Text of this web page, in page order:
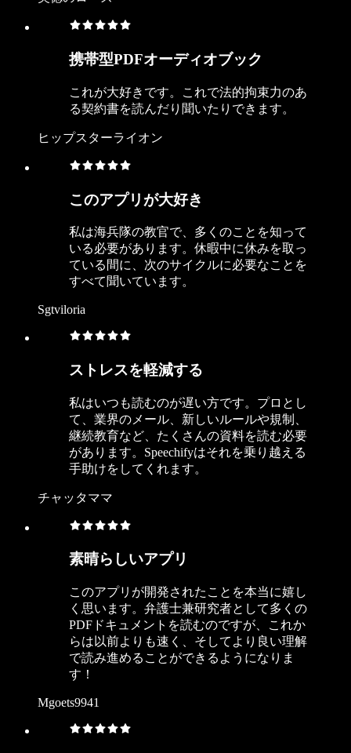
携帯型PDFオーディオブック
これが大好きです。これで法的拘束力のあ
る契約書を読んだり聞いたりできます。
ヒップスターライオン
このアプリが大好き
私は海兵隊の教官で、多くのことを知って
いる必要があります。休暇中に休みを取っ
ている間に、次のサイクルに必要なことを
すべて聞いています。
Sgtviloria
ストレスを軽減する
私はいつも読むのが遅い方です。プロとし
て、業界のメール、新しいルールや規制、
継続教育など、たくさんの資料を読む必要
があります。Speechifyはそれを乗り越える
手助けをしてくれます。
チャッタママ
素晴らしいアプリ
このアプリが開発されたことを本当に嬉し
く思います。弁護士兼研究者として多くの
PDFドキュメントを読むのですが、これか
らは以前よりも速く、そしてより良い理解
で読み進めることができるようになりま
す！
Mgoets9941